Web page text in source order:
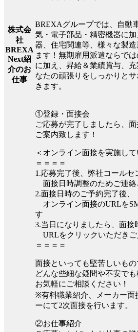
株式会
社
BREXA
Next紹
介のお
仕事
BREXAグループでは、自動
気・電子部品・精密機器に
器、住宅関連等、様々な製
ます！無期雇用派遣ならで
に加え、昇給＆業績賞与、
なたの頑張りをしっかりと
きます。
①登録・面接会
ご応募が完了しましたら、
ご案内致します！
＜オンライン面接を実施して
＝＝＝＝
1.応募完了後、弊社コールセ
面接日時調整のためご連絡
2.面接日時のご予約完了後、
オンライン面接のURLを
す
3.当日になりましたら、面接
URLをクリックいただきご
＝＝＝＝
面接といっても堅苦しいもの
どんな些細な疑問や不安でも
お気軽にご相談ください！
※有料職業紹介、メーカー面
ーにて2次面接を行います。
②お仕事紹介